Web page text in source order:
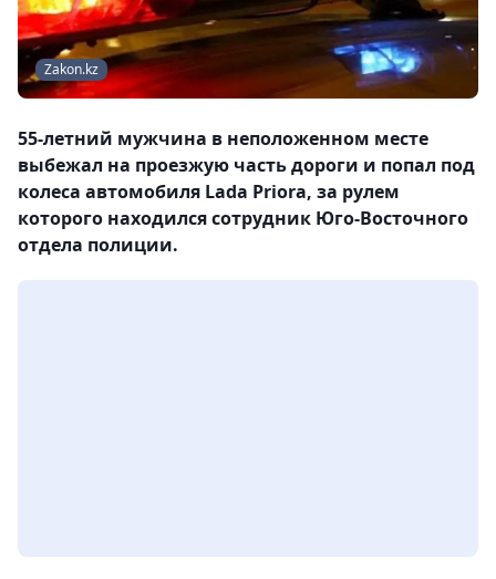
Zakon.kz
55-летний мужчина в неположенном месте
выбежал на проезжую часть дороги и попал под
колеса автомобиля Lada Priora, за рулем
которого находился сотрудник Юго-Восточного
отдела полиции.